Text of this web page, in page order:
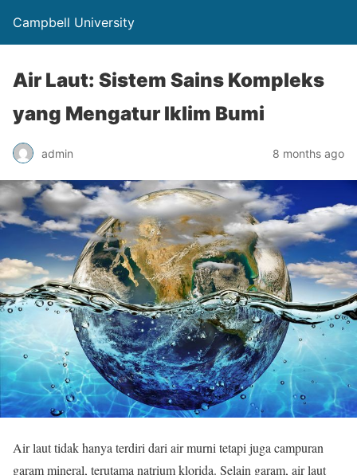
Campbell University
Air Laut: Sistem Sains Kompleks
yang Mengatur Iklim Bumi
admin 8 months ago
Air laut tidak hanya terdiri dari air murni tetapi juga campuran
garam mineral, terutama natrium klorida. Selain garam, air laut